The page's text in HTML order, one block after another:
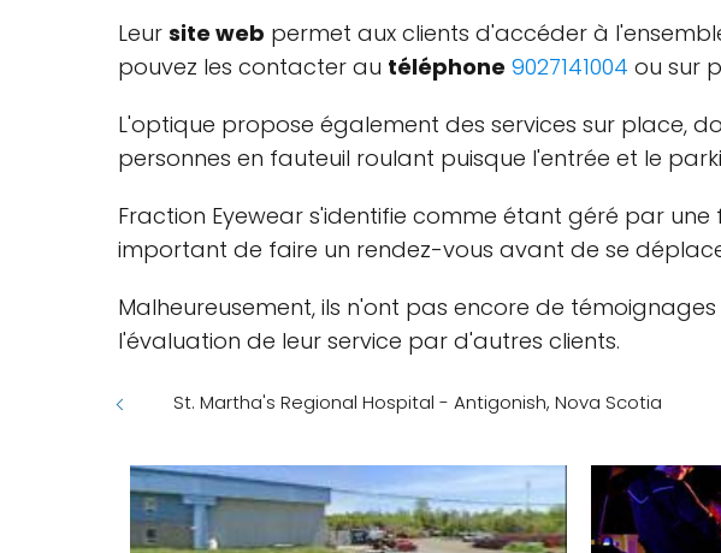
Leur site web permet aux clients d'accéder à
pouvez les contacter au téléphone 9027141004 ou sur
L'optique propose également des services sur place,
personnes en fauteuil roulant puisque l'entrée et le
Fraction Eyewear s'identifie comme étant géré par
important de faire un rendez-vous avant de se
Malheureusement, ils n'ont pas encore de
l'évaluation de leur service par d'autres clients.
St. Martha's Regional Hospital - Antigonish, Nova Scotia